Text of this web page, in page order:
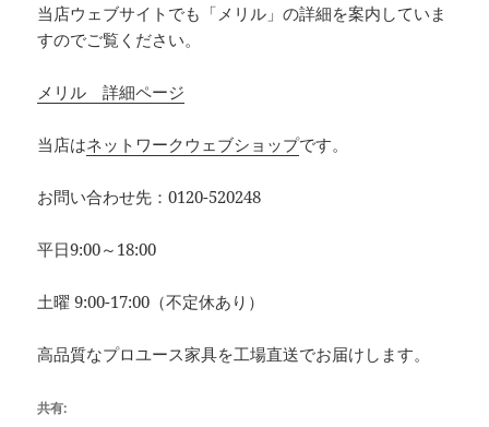
当店ウェブサイトでも「メリル」の詳細を案内していま
すのでご覧ください。
メリル 詳細ページ
当店はネットワークウェブショップです。
お問い合わせ先：0120-520248
平日9:00～18:00
土曜 9:00-17:00（不定休あり）
高品質なプロユース家具を工場直送でお届けします。
共有: